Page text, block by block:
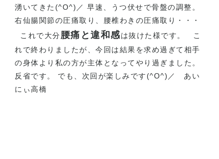
湧いてきた (^O^) ／ 早速、うつ伏せで骨盤の調整。
右仙腸関節の圧痛取り、腰椎わきの圧痛取り・・・
これで大分 腰痛と違和感は抜けた様です。
こ
れで終わりましたが、今回は結果を求め過ぎて相手
の身体より私の方が主体となってやり過ぎました。
反省です。 でも、次回が楽しみです (^O^) ／
あい
にぃ高橋